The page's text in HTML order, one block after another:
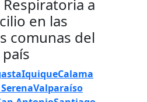
a
en las
comunas del
país
IquiqueCalama
Valparaíso